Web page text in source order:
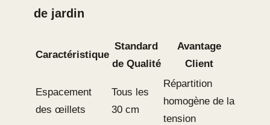
de jardin
Caractéristique
Standard
de Qualité
Avantage
Client
Espacement
des œillets
Tous les
30 cm
Répartition
homogène de la
tension